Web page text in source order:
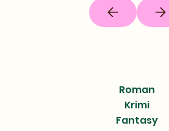
Roman
Krimi
Fantasy